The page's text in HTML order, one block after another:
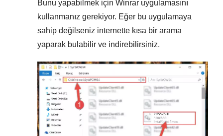
Bunu yapabilmek için Winrar uygulamasını
kullanmanız gerekiyor. Eğer bu uygulamaya
sahip değilseniz internette kısa bir arama
yaparak bulabilir ve indirebilirsiniz.